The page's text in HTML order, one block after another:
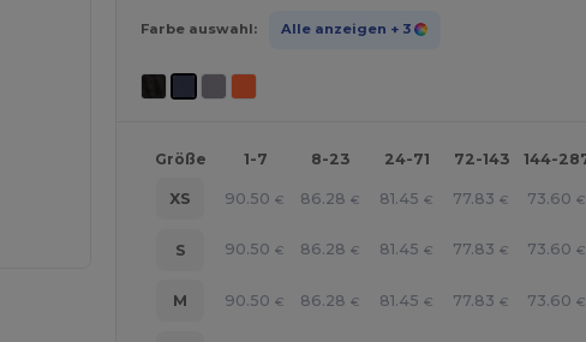
Farbe auswahl: Alle anzeigen + 3
Größe 1-7 8-23 24-71 72-143 144-
XS 90.50 € 86.28 € 81.45 € 77.83 € 73.60 €
S 90.50 € 86.28 € 81.45 € 77.83 € 73.60 €
M 90.50 € 86.28 € 81.45 € 77.83 € 73.60 €